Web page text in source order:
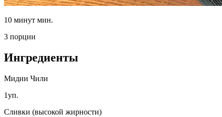
10 минут мин.
3 порции
Ингредиенты
Мидии Чили
1уп.
Сливки (высокой жирности)